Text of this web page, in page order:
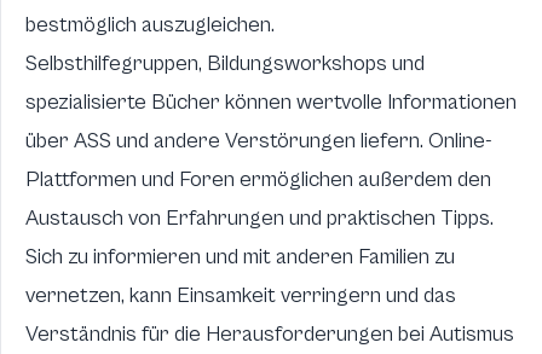
bestmöglich auszugleichen.
Selbsthilfegruppen, Bildungsworkshops und
spezialisierte Bücher können wertvolle Informationen
über ASS und andere Verstörungen liefern. Online-
Plattformen und Foren ermöglichen außerdem den
Austausch von Erfahrungen und praktischen Tipps.
Sich zu informieren und mit anderen Familien zu
vernetzen, kann Einsamkeit verringern und das
Verständnis für die Herausforderungen bei Autismus